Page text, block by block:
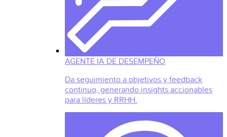
AGENTE IA DE DESEMPEÑO
Da seguimiento a objetivos y feedback
continuo, generando insights accionables
para líderes y RRHH.